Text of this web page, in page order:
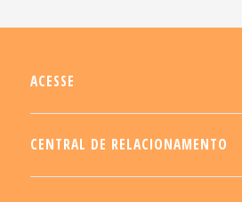
ACESSE
CENTRAL DE RELACIONAMENTO